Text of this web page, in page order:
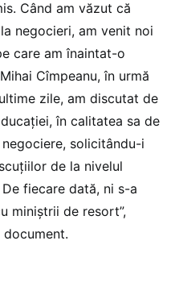
Când am văzut că
negocieri, am venit noi
care am înaintat-o
Cîmpeanu, în urmă
zile, am discutat de
în calitatea sa de
solicitându-i
de la nivelul
fiecare dată, ni s-a
miniștrii de resort”,